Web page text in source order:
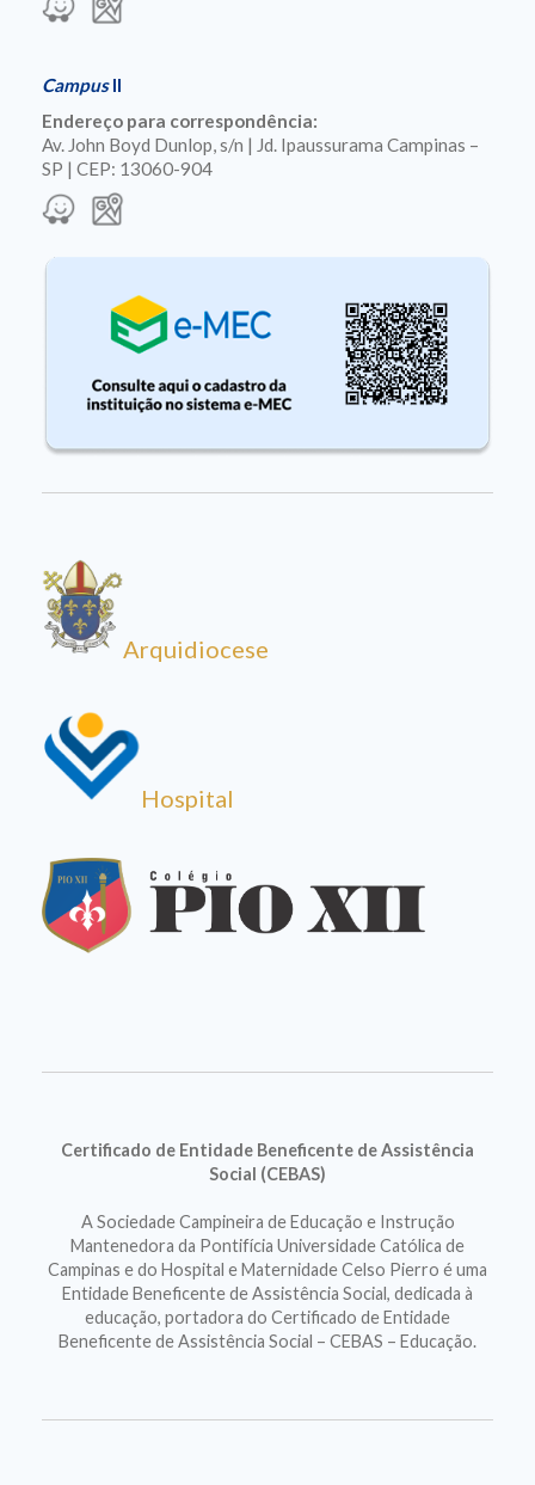
CampusII
Endereço para correspondência:
Av. John Boyd Dunlop, s/n | Jd. Ipaussurama Campinas –
SP | CEP: 13060-904
Arquidiocese
Hospital
Certificado de Entidade Beneficente de Assistência
Social (CEBAS)
A Sociedade Campineira de Educação e Instrução
Mantenedora da Pontifícia Universidade Católica de
Campinas e do Hospital e Maternidade Celso Pierro é uma
Entidade Beneficente de Assistência Social, dedicada à
educação, portadora do Certificado de Entidade
Beneficente de Assistência Social – CEBAS – Educação.